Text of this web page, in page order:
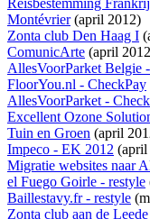
Reisbestemming
Montévrier(april 2012)
Zonta club Den Haag I
ComunicArte (april
AllesVoorParket Belgie
FloorYou.nl - CheckPay
AllesVoorParket -
Excellent Ozone
Tuin en Groen (april
Impeco - EK 2012 (april
Migratie websites naar
el Fuego Goirle - restyle
Baillestavy.fr - restyle
Zonta club aan de Leede